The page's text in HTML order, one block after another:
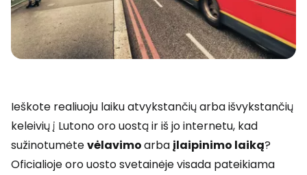
Ieškote realiuoju laiku atvykstančių arba išvykstančių
keleivių į Lutono oro uostą ir iš jo internetu, kad
sužinotumėtevėlavimoarbaįlaipinimo laiką?
Oficialioje oro uosto svetainėje visada pateikiama